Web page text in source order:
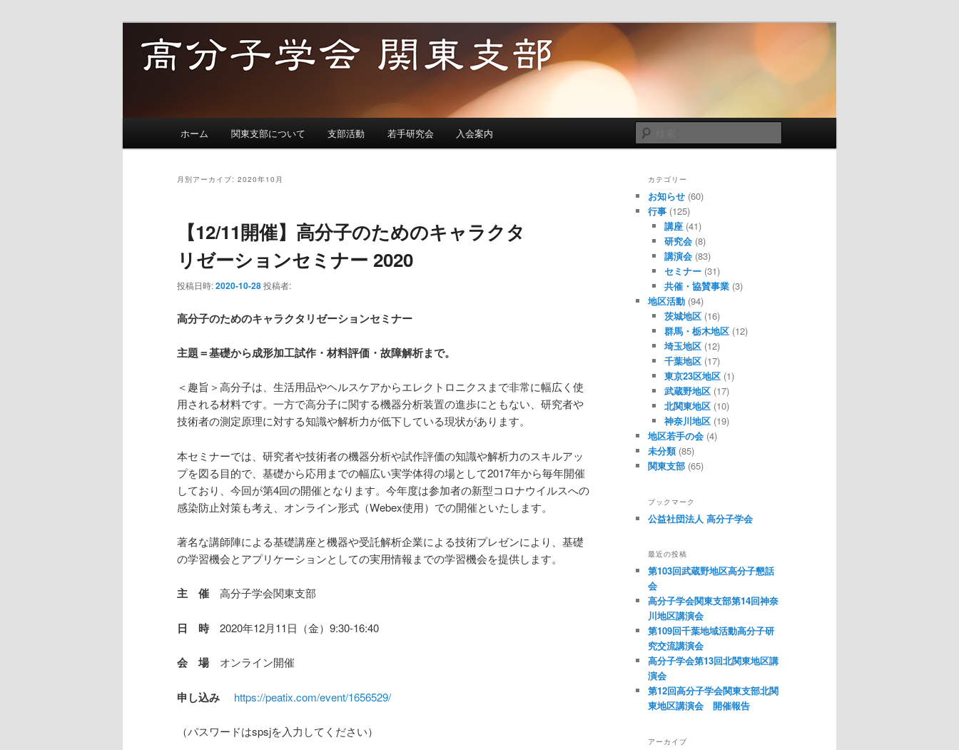
高分子学会関東支部
索
ホーム 関東支部について 支部活動 若手研究会 入会案内
月別アーカイブ: 2020年10月
【12/11開催】高分子のためのキャラクタ
リゼーションセミナー 2020
投稿日時:2020-10-28投稿者:
高分子のためのキャラクタリゼーションセミナー
主題＝基礎から成形加工試作・材料評価・故障解析まで。
＜趣旨＞高分子は、生活用品やヘルスケアからエレクトロニクスまで非常に幅広く使
用される材料です。一方で高分子に関する機器分析装置の進歩にともない、研究者や
技術者の測定原理に対する知識や解析力が低下している現状があります。
本セミナーでは、研究者や技術者の機器分析や試作評価の知識や解析力のスキルアッ
プを図る目的で、基礎から応用までの幅広い実学体得の場として2017年から毎年開催
しており、今回が第4回の開催となります。今年度は参加者の新型コロナウイルスへの
感染防止対策も考え、オンライン形式（Webex使用）での開催といたします。
著名な講師陣による基礎講座と機器や受託解析企業による技術プレゼンにより、基礎
の学習機会とアプリケーションとしての実用情報までの学習機会を提供します。
主 催 高分子学会関東支部
日 時2020年12月11日（金）9:30-16:40
会 場オンライン開催
申し込み https://peatix.com/event/1656529/
（パスワードはspsjを入力してください）
カテゴリー
お知らせ (60)
行事 (125)
講座(41)
研究会(8)
講演会(83)
セミナー(31)
共催・協賛事業(3)
地区活動 (94)
茨城地区(16)
群馬・栃木地区(12)
埼玉地区(12)
千葉地区(17)
東京23区地区(1)
武蔵野地区(17)
北関東地区(10)
神奈川地区(19)
地区若手の会 (4)
未分類(85)
関東支部 (65)
ブックマーク
公益社団法人 高分子学会
最近の投稿
第103回武蔵野地区高分子懇話
会
高分子学会関東支部第14回神奈
川地区講演会
第109回千葉地域活動高分子研
究交流講演会
高分子学会第13回北関東地区講
演会
第12回高分子学会関東支部北関
東地区講演会 開催報告
アーカイブ